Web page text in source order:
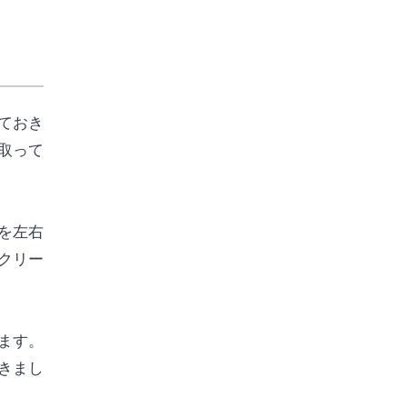
おき
って
左右
リー
。
まし